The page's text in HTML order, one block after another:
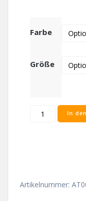
Farbe
Größe
unbreakable
In
Artikelnummer: